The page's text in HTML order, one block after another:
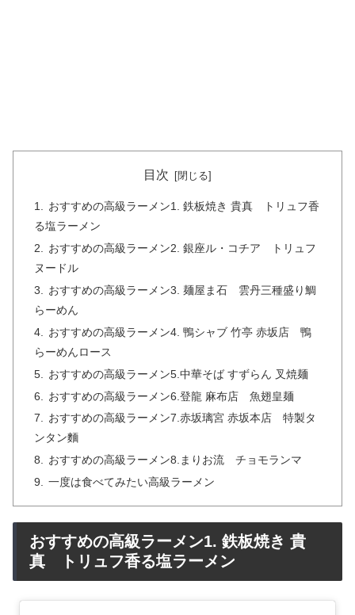
目次
おすすめの高級ラーメン1. 鉄板焼き 貴真 トリュフ香
る塩ラーメン
おすすめの高級ラーメン2. 銀座ル・コチア トリュフ
ヌードル
おすすめの高級ラーメン3. 麺屋ま石 雲丹三種盛り鯛
らーめん
おすすめの高級ラーメン4. 鴨シャブ 竹亭 赤坂店 鴨
らーめんロース
おすすめの高級ラーメン5.中華そば すずらん 叉焼麺
おすすめの高級ラーメン6.登龍 麻布店 魚翅皇麺
おすすめの高級ラーメン7.赤坂璃宮 赤坂本店 特製タ
ンタン麵
おすすめの高級ラーメン8.まりお流 チョモランマ
一度は食べてみたい高級ラーメン
おすすめの高級ラーメン1. 鉄板焼き 貴
真 トリュフ香る塩ラーメン